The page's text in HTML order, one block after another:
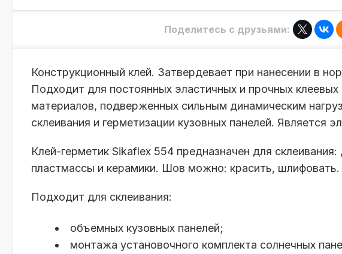
Поделитесь с друзьями:
Конструкционный клей. Затвердевает при нанесении в
Подходит для постоянных эластичных и прочных
материалов, подверженных сильным динамическим
склеивания и герметизации кузовных панелей. Является
Клей-герметик Sikaflex 554 предназначен для
пластмассы и керамики. Шов можно: красить, шлифовать.
Подходит для склеивания:
объемных кузовных панелей;
монтажа установочного комплекта солнечных